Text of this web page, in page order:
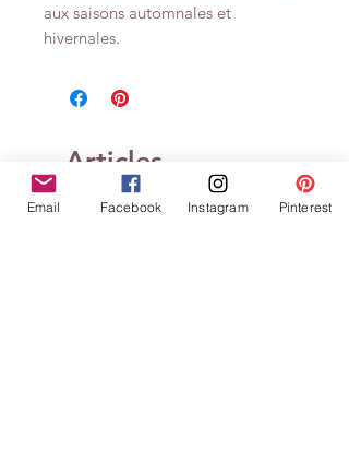
aux saisons automnales et
hivernales.
Articles
similaires
Email Facebook Instagram Pinterest